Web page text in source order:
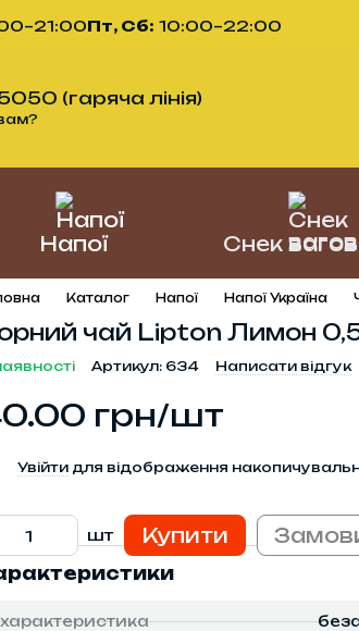
Пт, Сб: 10:00–22:00
(гаряча лінія)
Напої Снек
Каталог Напої Напої Україна
чай Lipton Лимон
Артикул: 634 Написати відгук
грн/шт
Увійти для відображення
шт Купити
характеристика